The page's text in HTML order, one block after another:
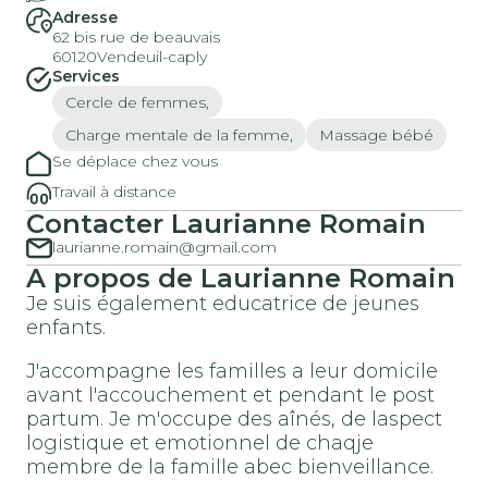
Adresse
62 bis rue de beauvais
60120Vendeuil-caply
Services
Cercle de femmes,
Charge mentale de la femme,
Massage bébé
Se déplace chez vous
Travail à distance
Contacter Laurianne Romain
laurianne.romain@gmail.com
A propos de Laurianne Romain
Je suis également educatrice de jeunes
enfants.
J'accompagne les familles a leur domicile
avant l'accouchement et pendant le post
partum. Je m'occupe des aînés, de laspect
logistique et emotionnel de chaqje
membre de la famille abec bienveillance.